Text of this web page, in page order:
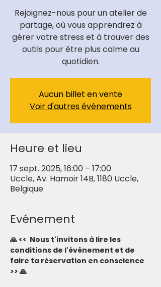
Rejoignez-nous pour un atelier de
partage, où vous apprendrez à
gérer votre stress et à trouver des
outils pour être plus calme au
quotidien.
Aucun billet en vente
Voir d'autres événements
Heure et lieu
17 sept. 2025, 16:00 – 17:00
Uccle, Av. Hamoir 14B, 1180 Uccle,
Belgique
Evénement
🙏 <<  Nous t'invitons à lire les
conditions de l'événement et de
faire ta réservation en conscience
>> 🙏